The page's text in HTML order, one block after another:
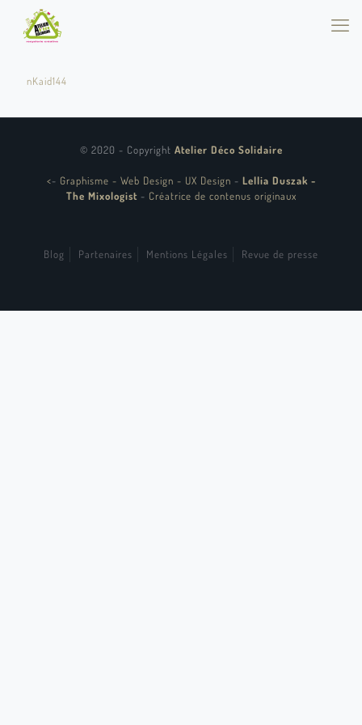
nKaid144
© 2020 - Copyright Atelier Déco Solidaire
<- Graphisme - Web Design - UX Design - Lellia Duszak -
The Mixologist - Créatrice de contenus originaux
Blog Partenaires Mentions Légales Revue de presse